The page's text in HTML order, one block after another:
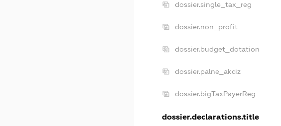
dossier.single_tax_reg
dossier.non_profit
dossier.budget_dotation
dossier.palne_akciz
dossier.bigTaxPayerReg
dossier.declarations.title